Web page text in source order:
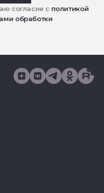
согласие с политикой
обработки